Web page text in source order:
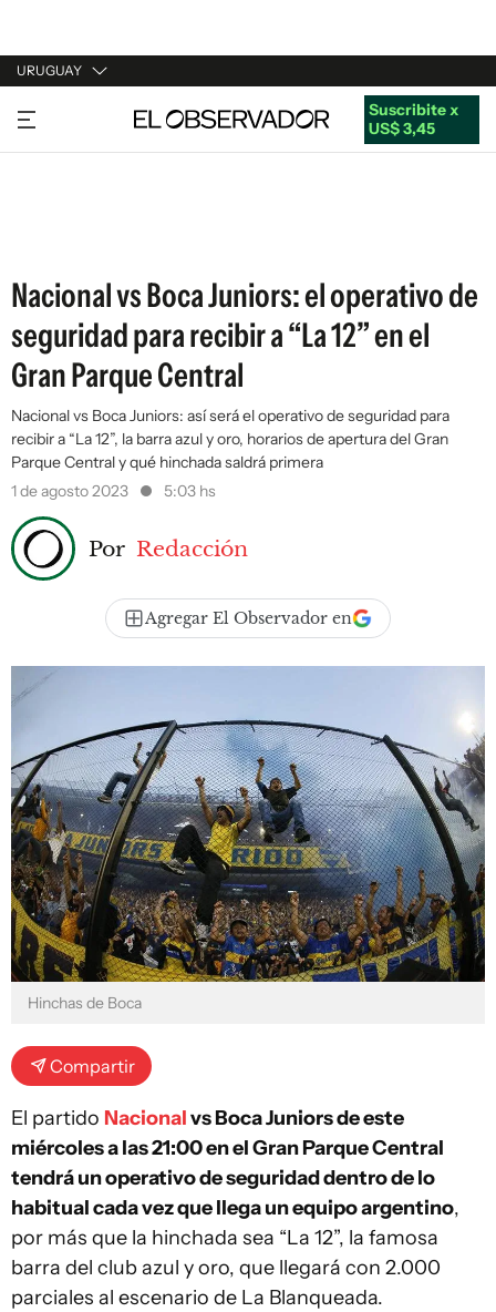
URUGUAY
URUGUAY
ARGENTINA
Suscribite x
US$ 3,45
Nacional vs Boca Juniors: el operativo de
seguridad para recibir a “La 12” en el
Gran Parque Central
Nacional vs Boca Juniors: así será el operativo de seguridad para
recibir a “La 12”, la barra azul y oro, horarios de apertura del Gran
Parque Central y qué hinchada saldrá primera
1 de agosto 2023
5:03 hs
Por Redacción
Agregar El Observador en
Hinchas de Boca
Compartir
El partido Nacionalvs Boca Juniors de este
miércoles a las 21:00 en el Gran Parque Central
tendrá un operativo de seguridad dentro de lo
habitual cada vez que llega un equipo argentino,
por más que la hinchada sea “La 12”, la famosa
barra del club azul y oro, que llegará con 2.000
parciales al escenario de La Blanqueada.